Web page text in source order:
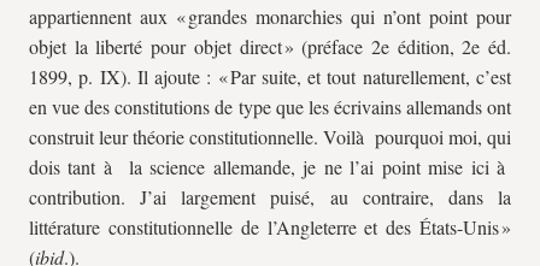
appartiennent aux « grandes monarchies qui n’ont point pour
objet la liberté pour objet direct » (préface 2e édition, 2e éd.
1899, p. IX). Il ajoute : « Par suite, et tout naturellement, c’est
en vue des constitutions de type que les écrivains allemands ont
construit leur théorie constitutionnelle. Voilà pourquoi moi, qui
dois tant à la science allemande, je ne l’ai point mise ici à
contribution. J’ai largement puisé, au contraire, dans la
littérature constitutionnelle de l’Angleterre et des États-Unis »
(ibid.).